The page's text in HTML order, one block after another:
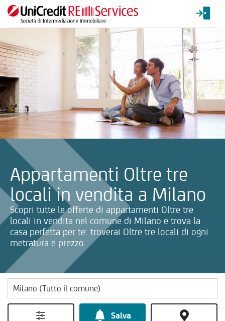
Appartamenti Oltre tre
locali in vendita a Milano
Scopri tutte le offerte di appartamenti Oltre tre
locali in vendita nel comune di Milano e trova la
casa perfetta per te: troverai Oltre tre locali di ogni
metratura e prezzo.
La ricerca verrà inviata automaticamente alla selezione delle
Salva